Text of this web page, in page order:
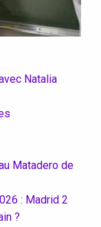
Natalia
Matadero de
: Madrid 2
?